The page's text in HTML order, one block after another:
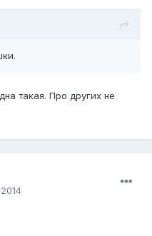
такая. Про других не